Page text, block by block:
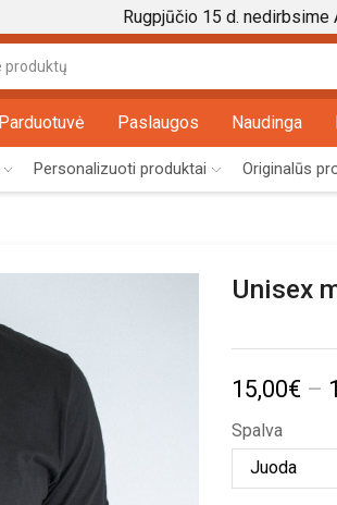
Rugpjūčio 15 d. nedirbsime
Parduotuvė Paslaugos Naudinga
Personalizuoti produktai Originalūs
Unisex
15,00€ –
Spalva